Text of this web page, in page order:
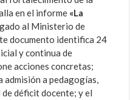
en el informe «La
al Ministerio de
documento identifica 24
y continua de
acciones concretas;
admisión a pedagogías,
déficit docente; y el